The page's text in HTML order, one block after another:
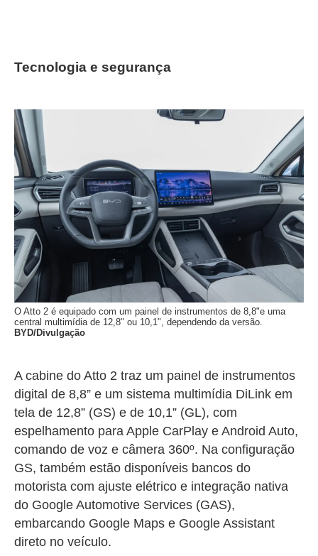
Tecnologia e segurança
O Atto 2 é equipado com um painel de instrumentos de 8,8"e uma
central multimídia de 12,8" ou 10,1", dependendo da versão.
BYD/Divulgação
A cabine do Atto 2 traz um painel de instrumentos
digital de 8,8” e um sistema multimídia DiLink em
tela de 12,8” (GS) e de 10,1” (GL), com
espelhamento para Apple CarPlay e Android Auto,
comando de voz e câmera 360º. Na configuração
GS, também estão disponíveis bancos do
motorista com ajuste elétrico e integração nativa
do Google Automotive Services (GAS),
embarcando Google Maps e Google Assistant
direto no veículo.